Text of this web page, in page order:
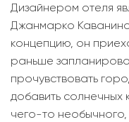
Дизайнером отеля
Джанмарко
концепцию, он
раньше
прочувствовать
добавить солнечных
чего-то